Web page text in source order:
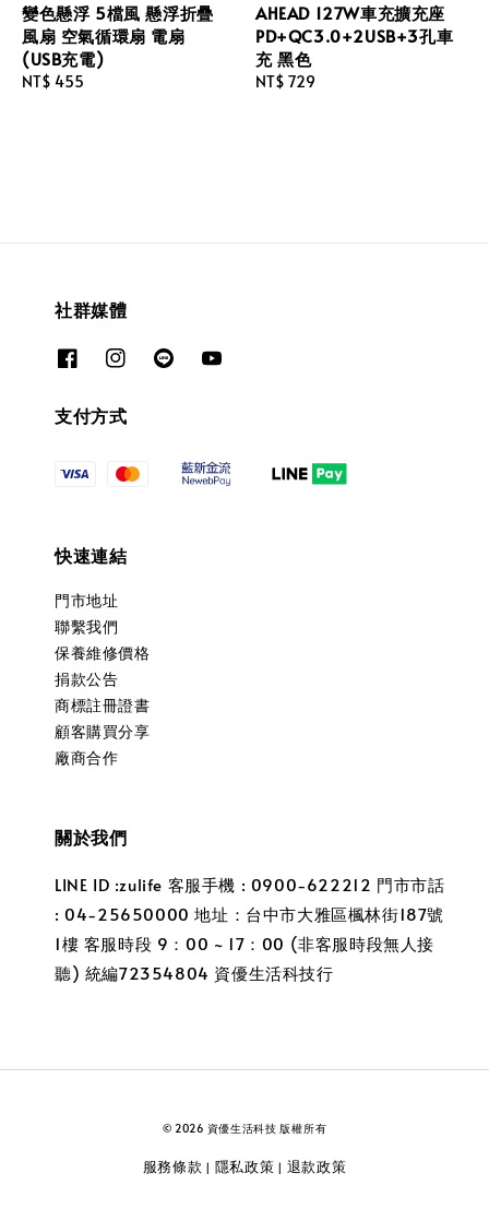
變色懸浮 5檔風 懸浮折疊
風扇 空氣循環扇 電扇
(USB充電)
Regular
NT$ 455
AHEAD 127W車充擴充座
PD+QC3.0+2USB+3孔車
充 黑色
Regular
NT$ 729
社群媒體
支付方式
快速連結
門市地址
聯繫我們
保養維修價格
捐款公告
商標註冊證書
顧客購買分享
廠商合作
關於我們
LINE ID :zulife 客服手機 : 0900-622212 門市市話
: 04-25650000 地址：台中市大雅區楓林街187號
1樓 客服時段 9：00 ~ 17：00 (非客服時段無人接
聽) 統編72354804 資優生活科技行
© 2026 資優生活科技 版權所有
服務條款 | 隱私政策 | 退款政策